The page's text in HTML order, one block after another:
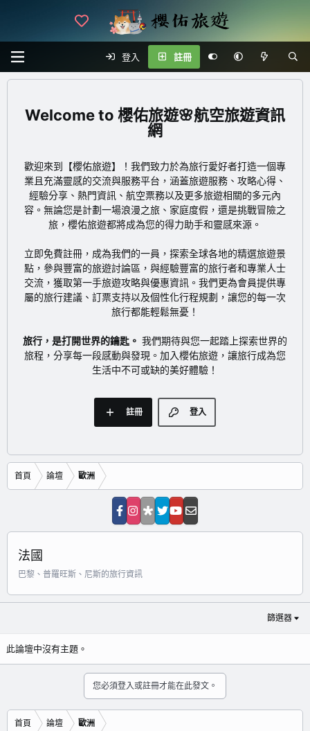
登入 註冊
櫻佑旅遊🌸航空旅遊資訊
網
歡迎來到【櫻佑旅遊】！我們致力於為旅行愛好者打造一個專
業且充滿靈感的交流與服務平台，涵蓋旅遊服務、攻略心得、
經驗分享、熱門資訊、航空票務以及更多旅遊相關的多元內
容。無論您是計劃一場浪漫之旅、家庭度假，還是挑戰冒險之
旅，櫻佑旅遊都將成為您的得力助手和靈感來源。
立即免費註冊 ，成為我們的一員，探索全球各地的精選旅遊景
點，參與豐富的旅遊討論區，與經驗豐富的旅行者和專業人士
交流，獲取第一手旅遊攻略與優惠資訊。我們更為會員提供專
屬的旅行建議、訂票支持以及個性化行程規劃，讓您的每一次
旅行都能輕鬆無憂！
旅行，是打開世界的鑰匙。 我們期待與您一起踏上探索世界的
旅程，分享每一段感動與發現。加入櫻佑旅遊，讓旅行成為您
生活中不可或缺的美好體驗！
登入
註冊
首頁 論壇 歐洲
法國
巴黎、普羅旺斯、尼斯的旅行資訊
篩選器
此論壇中沒有主題。
您必須登入或註冊才能在此發文。
首頁 論壇 歐洲